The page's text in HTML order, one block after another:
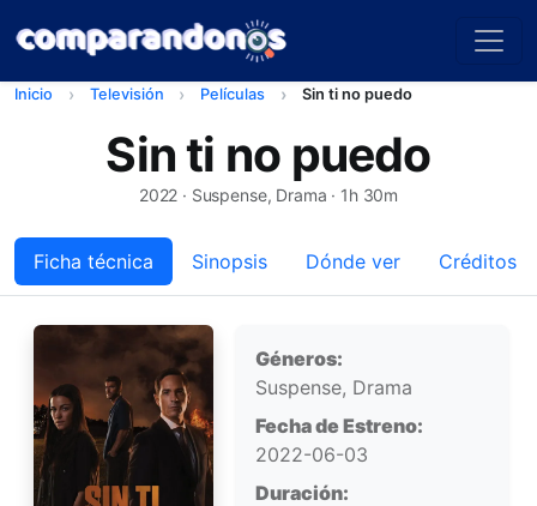
Inicio Televisión Películas Sin ti no puedo
Sin ti no puedo
2022 · Suspense, Drama · 1h 30m
Ficha técnica Sinopsis Dónde ver Créditos
Ficha técnica
Géneros:
Suspense, Drama
Fecha de Estreno:
2022-06-03
Duración: